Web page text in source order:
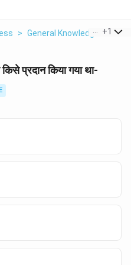
> General Knowledge >
+1
प्रदान किया गया था-